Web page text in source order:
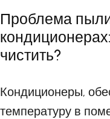
Проблема
чистить?
Кондиционеры,
температуру в